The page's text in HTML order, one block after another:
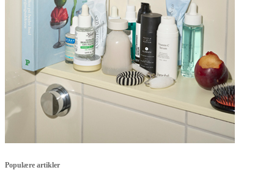
Populære artikler